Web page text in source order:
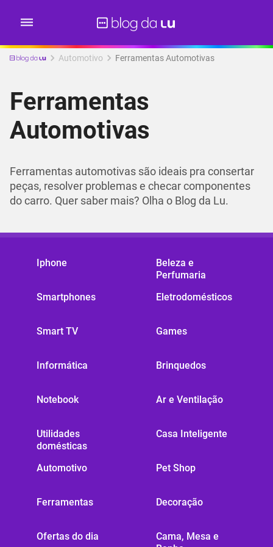
Automotivo Ferramentas Automotivas
Ferramentas
Automotivas
Ferramentas automotivas são ideais pra consertar
peças, resolver problemas e checar componentes
do carro. Quer saber mais? Olha o Blog da Lu.
Iphone
Smartphones
Smart TV
Informática
Notebook
Utilidades
domésticas
Automotivo
Ferramentas
Ofertas do dia
Beleza e
Perfumaria
Eletrodomésticos
Games
Brinquedos
Ar e Ventilação
Casa Inteligente
Pet Shop
Decoração
Cama, Mesa e